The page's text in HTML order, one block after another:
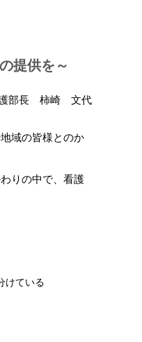
提供を
護部長 柿崎 文代
域の皆様とのか
りの中で、看護
けている